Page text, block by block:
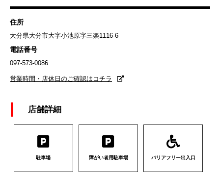
住所
大分県大分市大字小池原字三楽1116-6
電話番号
097-573-0086
営業時間・店休日のご確認はコチラ
店舗詳細
駐車場 障がい者用駐車場 バリアフリー出入口